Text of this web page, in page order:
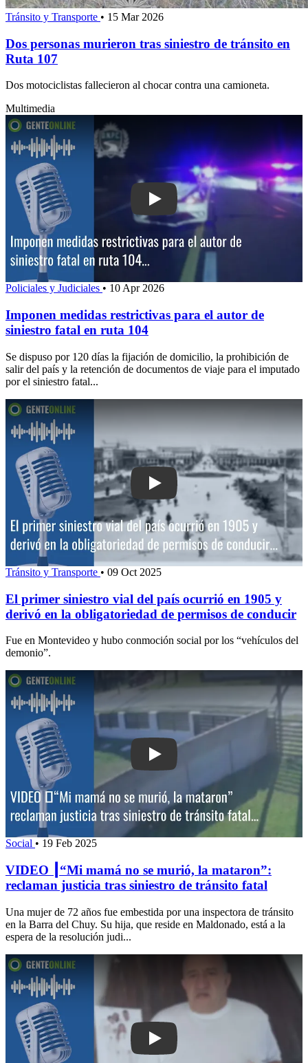
Tránsito y Transporte • 15 Mar 2026
Dos personas murieron tras siniestro de tránsito en
Ruta 107
Dos motociclistas fallecieron al chocar contra una camioneta.
Multimedia
Play: Imponen medidas restrictivas
Policiales y Judiciales • 10 Apr 2026
Imponen medidas restrictivas para el autor de
siniestro fatal en ruta 104
Se dispuso por 120 días la fijación de domicilio, la prohibición de
salir del país y la retención de documentos de viaje para el imputado
por el siniestro fatal...
Play: El primer siniestro vial del país
Tránsito y Transporte • 09 Oct 2025
El primer siniestro vial del país ocurrió en 1905 y
derivó en la obligatoriedad de permisos de conducir
Fue en Montevideo y hubo conmoción social por los “vehículos del
demonio”.
Play: VIDEO ┃“Mi mamá no se
Social • 19 Feb 2025
VIDEO ┃“Mi mamá no se murió, la mataron”:
reclaman justicia tras siniestro de tránsito fatal
Una mujer de 72 años fue embestida por una inspectora de tránsito
en la Barra del Chuy. Su hija, que reside en Maldonado, está a la
espera de la resolución judi...
Play: “Estoy destruido por dentro”: